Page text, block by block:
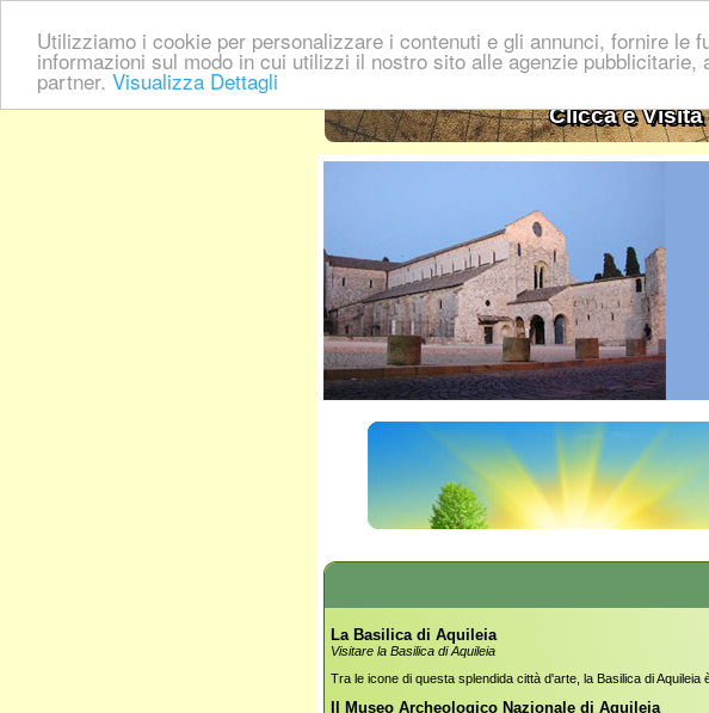
Utilizziamo i cookie per personalizzare i contenuti e gli annunci, fornire
informazioni sul modo in cui utilizzi il nostro sito alle agenzie
partner. Visualizza Dettagli
Clicca e
La Basilica di Aquileia
Visitare la Basilica di Aquileia
Tra le icone di questa splendida città d'arte, la Basilica di Aquileia
Il Museo Archeologico Nazionale di Aquileia